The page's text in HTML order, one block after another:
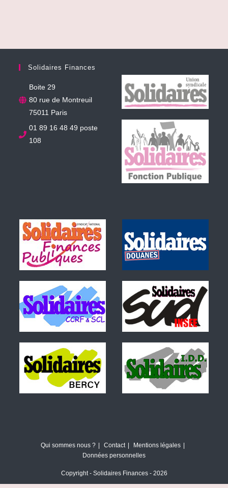
Solidaires Finances
Boite 29
80 rue de Montreuil
75011 Paris
01 89 16 48 49 poste
108
Qui sommes nous ? Contact
Mentions légales
Données personnelles
Copyright - Solidaires Finances - 2026